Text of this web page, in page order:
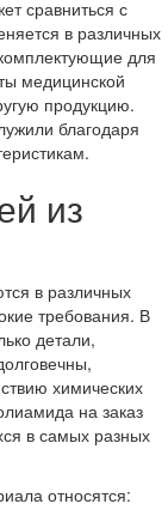
сравниться с
в различных
для
медицинской
продукцию.
благодаря
из
в различных
требования. В
детали,
химических
на заказ
в самых разных
относятся: